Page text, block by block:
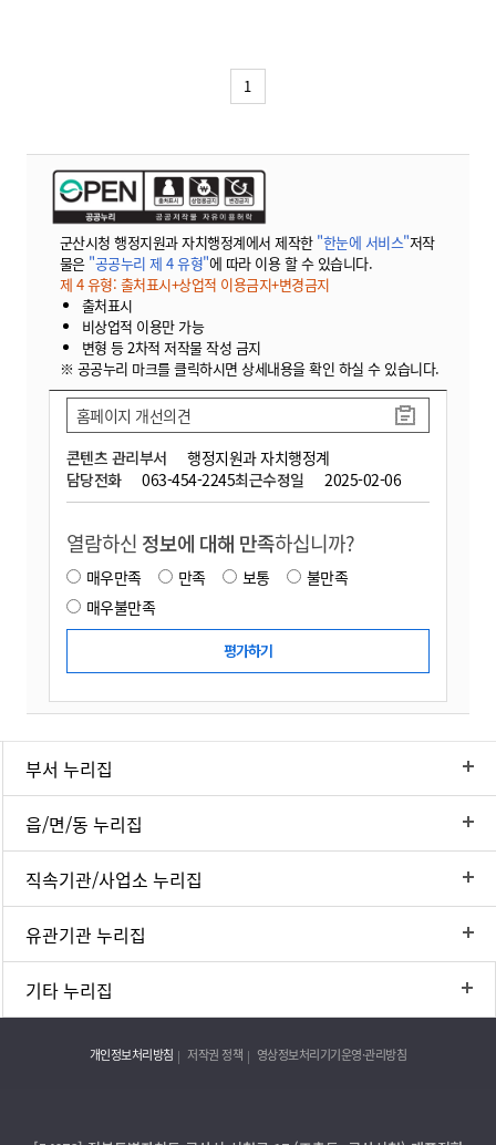
1
군산시청 행정지원과 자치행정계에서 제작한 "한눈에 서비스"저작
물은 "공공누리 제 4 유형"에 따라 이용 할 수 있습니다.
제 4 유형: 출처표시+상업적 이용금지+변경금지
출처표시
비상업적 이용만 가능
변형 등 2차적 저작물 작성 금지
※ 공공누리 마크를 클릭하시면 상세내용을 확인 하실 수 있습니다.
콘텐츠 관리부서
행정지원과 자치행정계
담당전화
063-454-2245최근수정일 2025-02-06
홈페이지 개선의견
열람하신 정보에 대해 만족하십니까?
매우만족 만족 보통
불만족
매우불만족
부서 누리집
읍/면/동 누리집
직속기관/사업소 누리집
유관기관 누리집
기타 누리집
개인정보처리방침 저작권 정책 영상정보처리기기운영·관리방침